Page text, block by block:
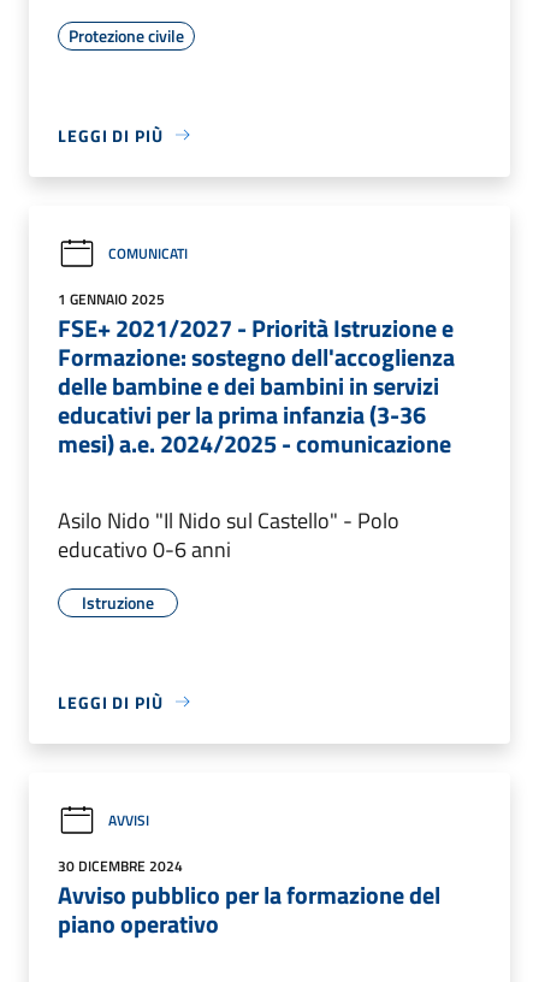
Protezione civile
LEGGI DI PIÙ
COMUNICATI
1 GENNAIO 2025
FSE+ 2021/2027 - Priorità Istruzione e
Formazione: sostegno dell'accoglienza
delle bambine e dei bambini in servizi
educativi per la prima infanzia (3-36
mesi) a.e. 2024/2025 - comunicazione
Asilo Nido "Il Nido sul Castello" - Polo
educativo 0-6 anni
Istruzione
LEGGI DI PIÙ
AVVISI
30 DICEMBRE 2024
Avviso pubblico per la formazione del
piano operativo